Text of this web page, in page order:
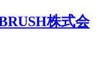
株式会